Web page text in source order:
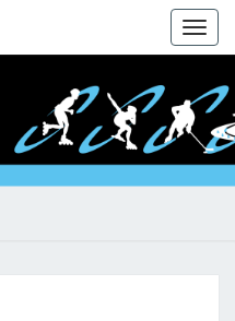
C'
@Bientôt